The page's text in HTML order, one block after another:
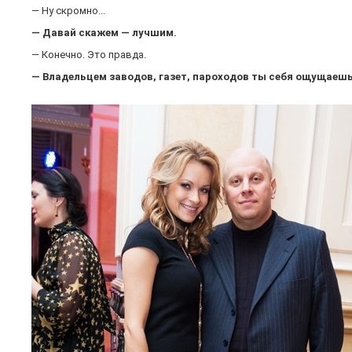
— Ну скромно...
— Давай скажем — лучшим.
— Конечно. Это правда.
— Владельцем заводов, газет, пароходов ты себя